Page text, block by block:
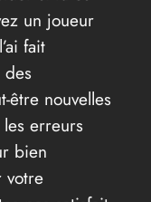
un joueur
fait
être nouvelles
erreurs
bien
votre